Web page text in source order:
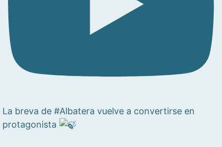
La breva de #Albatera vuelve a convertirse en
protagonista